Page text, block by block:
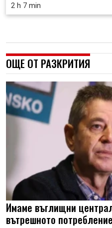
2 h 7 min
ОЩЕ ОТ РАЗКРИТИЯ
Имаме въглищни
вътрешното